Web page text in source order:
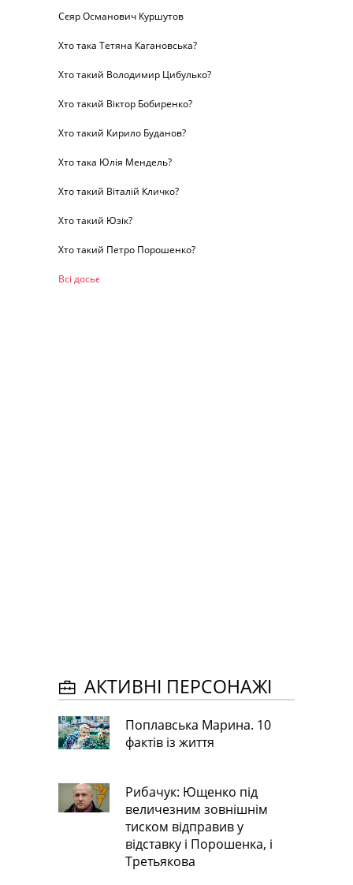
Сєяр Османович Куршутов
Хто така Тетяна Кагановська?
Хто такий Володимир Цибулько?
Хто такий Віктор Бобиренко?
Хто такий Кирило Буданов?
Хто така Юлія Мендель?
Хто такий Віталій Кличко?
Хто такий Юзік?
Хто такий Петро Порошенко?
Всі досьє
АКТИВНІ ПЕРСОНАЖІ
Поплавська Марина. 10
фактів із життя
Рибачук: Ющенко під
величезним зовнішнім
тиском відправив у
відставку і Порошенка, і
Третьякова